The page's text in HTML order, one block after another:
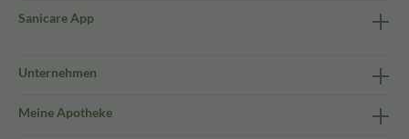
Sanicare App
Unternehmen
Meine Apotheke